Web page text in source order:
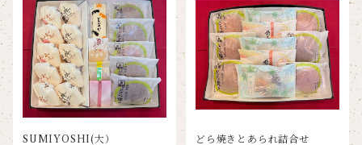
SUMIYOSHI(大） どら焼きとあられ詰合せ